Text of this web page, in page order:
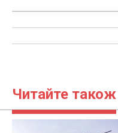
Читайте також